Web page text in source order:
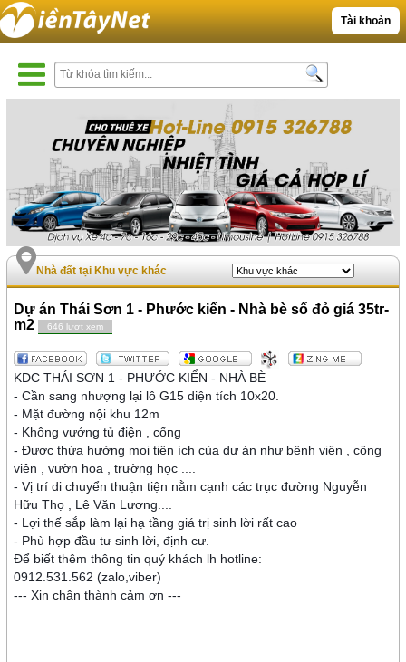
Tài khoản
Nhà đất tại Khu vực khác
Dự án Thái Sơn 1 - Phước kiển - Nhà bè sổ đỏ giá 35tr-
m2
646 lượt xem
KDC THÁI SƠN 1 - PHƯỚC KIỂN - NHÀ BÈ
- Cần sang nhượng lại lô G15 diện tích 10x20.
- Mặt đường nội khu 12m
- Không vướng tủ điện , cống
- Được thừa hưởng mọi tiện ích của dự án như bệnh viện , công
viên , vườn hoa , trường học ....
- Vị trí di chuyển thuận tiện nằm cạnh các trục đường Nguyễn
Hữu Thọ , Lê Văn Lương....
- Lợi thế sắp làm lại hạ tầng giá trị sinh lời rất cao
- Phù hợp đầu tư sinh lời, định cư.
Để biết thêm thông tin quý khách lh hotline:
0912.531.562 (zalo,viber)
--- Xin chân thành cảm ơn ---